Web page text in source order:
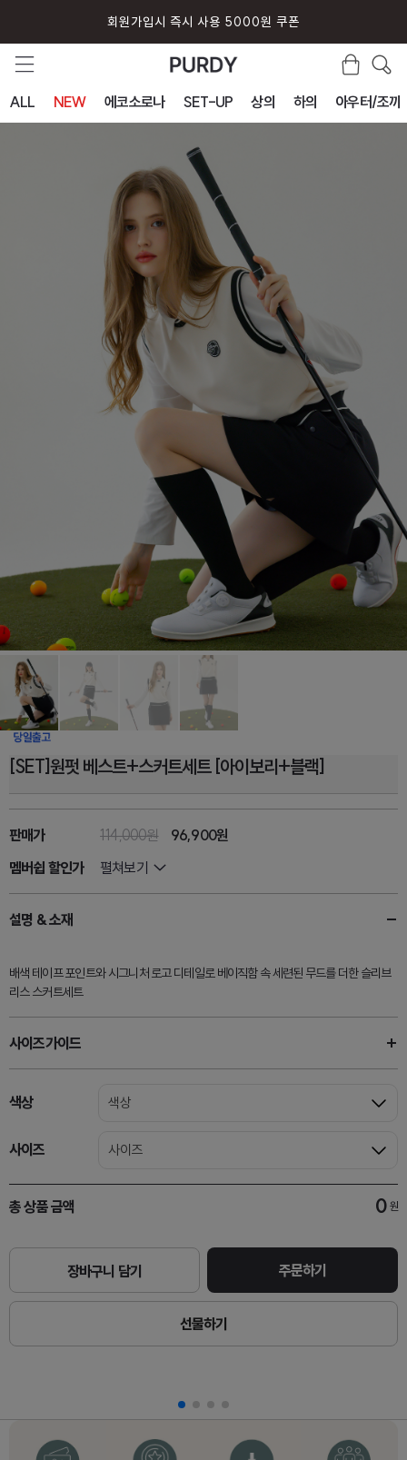
퍼디 앱 설치시 10% 할인 쿠폰
ALL NEW 에코소로나 SET-UP 상의 하의 아우터/조끼
[SET]원펏 베스트+스커트세트 [아이보리+블랙]
판매가 114,000원 96,900원
멤버쉽 할인가
펼쳐보기
설명 & 소재
배색 테이프 포인트와 시그니처 로고 디테일로 베이직함 속 세련된 무드를 더한 슬리브
리스 스커트세트
사이즈가이드
색상 색상
사이즈 사이즈
총 상품 금액 0 원
장바구니 담기 주문하기
선물하기